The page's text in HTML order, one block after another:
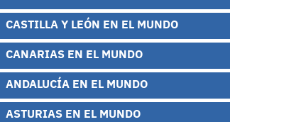
CASTILLA Y LEÓN EN EL MUNDO
CANARIAS EN EL MUNDO
ANDALUCÍA EN EL MUNDO
ASTURIAS EN EL MUNDO